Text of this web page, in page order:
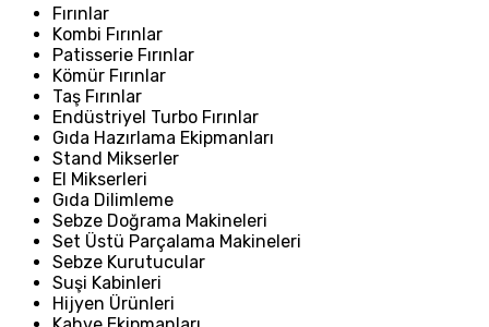
Fırınlar
Kombi Fırınlar
Patisserie Fırınlar
Kömür Fırınlar
Taş Fırınlar
Endüstriyel Turbo Fırınlar
Gıda Hazırlama Ekipmanları
Stand Mikserler
El Mikserleri
Gıda Dilimleme
Sebze Doğrama Makineleri
Set Üstü Parçalama Makineleri
Sebze Kurutucular
Suşi Kabinleri
Hijyen Ürünleri